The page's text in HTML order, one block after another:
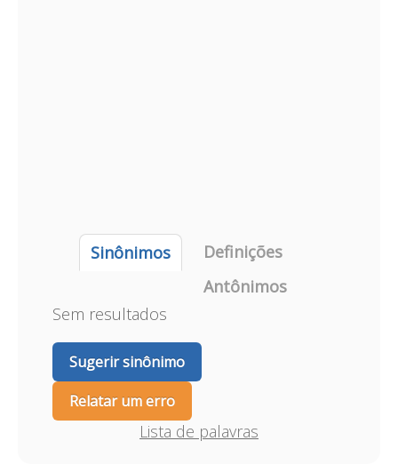
Sinônimos
Definições
Antônimos
Sem resultados
Sugerir sinônimo
Relatar um erro
Lista de palavras